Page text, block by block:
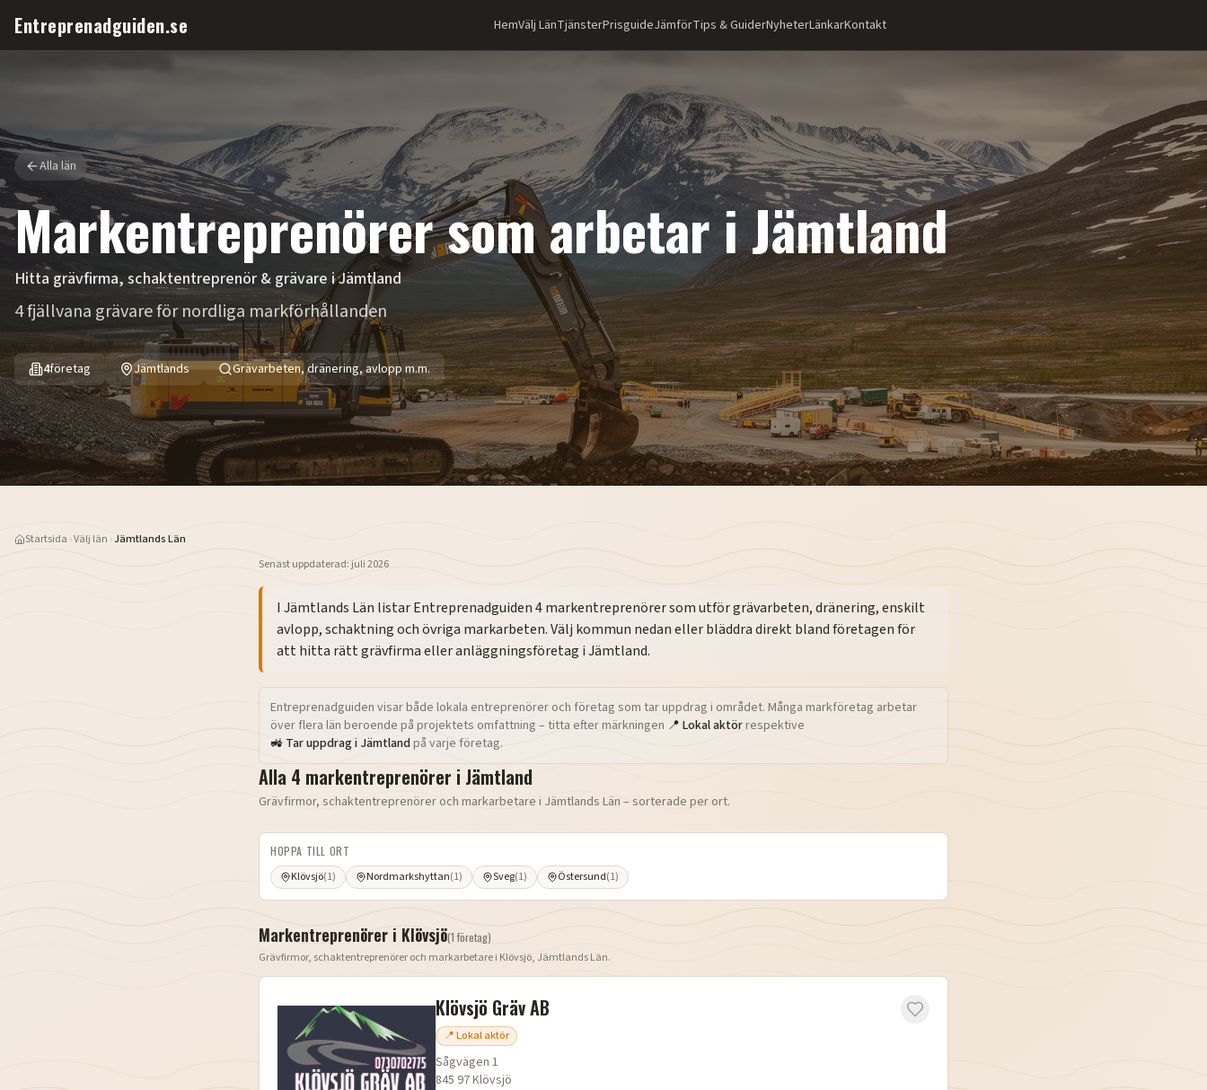
Entreprenadguiden.se HemVälj LänTjänsterPrisguideJämförTips & GuiderNyheterLänkarKontakt
Alla län
Markentreprenörer som arbetar iJämtland
Hitta grävfirma, schaktentreprenör & grävare iJämtland
4 fjällvana grävare för nordliga markförhållanden
4företag Jämtlands Grävarbeten, dränering, avlopp m.m.
Startsida ›Välj län ›Jämtlands Län
Senast uppdaterad: juli 2026
I Jämtlands Län listar Entreprenadguiden4markentreprenörer som utför grävarbeten, dränering, enskilt
avlopp, schaktning och övriga markarbeten. Välj kommun nedan eller bläddra direkt bland företagen för
att hitta rätt grävfirma eller anläggningsföretag iJämtland.
Entreprenadguiden visar både lokala entreprenörer och företag som tar uppdrag i området. Många markföretag arbetar
över flera län beroende på projektets omfattning – titta efter märkningen 📍 Lokal aktörrespektive
🚜 Tar uppdrag i Jämtlandpå varje företag.
Alla 4 markentreprenörer i Jämtland
Grävfirmor, schaktentreprenörer och markarbetare i Jämtlands Län – sorterade per ort.
HOPPA TILL ORT
Klövsjö(1) Nordmarkshyttan(1) Sveg(1) Östersund(1)
Markentreprenörer i Klövsjö(1 företag)
Grävfirmor, schaktentreprenörer och markarbetare i Klövsjö, Jämtlands Län.
Klövsjö Gräv AB
📍 Lokal aktör
Sågvägen 1
845 97Klövsjö